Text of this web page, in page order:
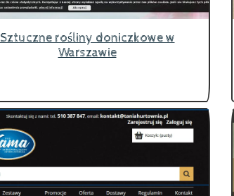
Sztuczne rośliny doniczkowe w
Warszawie